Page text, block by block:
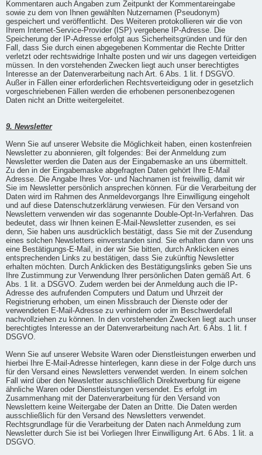
Kommentaren auch Angaben zum Zeitpunkt der Kommentareingabe
sowie zu dem von Ihnen gewählten Nutzernamen (Pseudonym)
gespeichert und veröffentlicht. Des Weiteren protokollieren wir die von
Ihrem Internet-Service-Provider (ISP) vergebene IP-Adresse. Die
Speicherung der IP-Adresse erfolgt aus Sicherheitsgründen und für den
Fall, dass Sie durch einen abgegebenen Kommentar die Rechte Dritter
verletzt oder rechtswidrige Inhalte posten und wir uns dagegen verteidigen
müssen. In den vorstehenden Zwecken liegt auch unser berechtigtes
Interesse an der Datenverarbeitung nach Art. 6 Abs. 1 lit. f DSGVO.
Außer in Fällen einer erforderlichen Rechtsverteidigung oder in gesetzlich
vorgeschriebenen Fällen werden die erhobenen personenbezogenen
Daten nicht an Dritte weitergeleitet.
9. Newsletter
Wenn Sie auf unserer Website die Möglichkeit haben, einen kostenfreien
Newsletter zu abonnieren, gilt folgendes: Bei der Anmeldung zum
Newsletter werden die Daten aus der Eingabemaske an uns übermittelt.
Zu den in der Eingabemaske abgefragten Daten gehört Ihre E-Mail
Adresse. Die Angabe Ihres Vor- und Nachnamen ist freiwillig, damit wir
Sie im Newsletter persönlich ansprechen können. Für die Verarbeitung der
Daten wird im Rahmen des Anmeldevorgangs Ihre Einwilligung eingeholt
und auf diese Datenschutzerklärung verwiesen. Für den Versand von
Newslettern verwenden wir das sogenannte Double-Opt-In-Verfahren. Das
bedeutet, dass wir Ihnen keinen E-Mail-Newsletter zusenden, es sei
denn, Sie haben uns ausdrücklich bestätigt, dass Sie mit der Zusendung
eines solchen Newsletters einverstanden sind. Sie erhalten dann von uns
eine Bestätigungs-E-Mail, in der wir Sie bitten, durch Anklicken eines
entsprechenden Links zu bestätigen, dass Sie zukünftig Newsletter
erhalten möchten. Durch Anklicken des Bestätigungslinks geben Sie uns
Ihre Zustimmung zur Verwendung Ihrer persönlichen Daten gemäß Art. 6
Abs. 1 lit. a DSGVO. Zudem werden bei der Anmeldung auch die IP-
Adresse des aufrufenden Computers und Datum und Uhrzeit der
Registrierung erhoben, um einen Missbrauch der Dienste oder der
verwendeten E-Mail-Adresse zu verhindern oder im Beschwerdefall
nachvollziehen zu können. In den vorstehenden Zwecken liegt auch unser
berechtigtes Interesse an der Datenverarbeitung nach Art. 6 Abs. 1 lit. f
DSGVO.
Wenn Sie auf unserer Website Waren oder Dienstleistungen erwerben und
hierbei Ihre E-Mail-Adresse hinterlegen, kann diese in der Folge durch uns
für den Versand eines Newsletters verwendet werden. In einem solchen
Fall wird über den Newsletter ausschließlich Direktwerbung für eigene
ähnliche Waren oder Dienstleistungen versendet. Es erfolgt im
Zusammenhang mit der Datenverarbeitung für den Versand von
Newslettern keine Weitergabe der Daten an Dritte. Die Daten werden
ausschließlich für den Versand des Newsletters verwendet.
Rechtsgrundlage für die Verarbeitung der Daten nach Anmeldung zum
Newsletter durch Sie ist bei Vorliegen Ihrer Einwilligung Art. 6 Abs. 1 lit. a
DSGVO.